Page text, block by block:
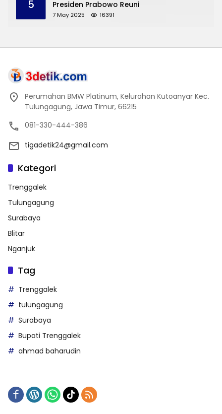
5
Presiden Prabowo Reuni
7 May 2025 16391
Perumahan BMW Platinum, Kelurahan Kutoanyar Kec.
Tulungagung, Jawa Timur, 66215
081-330-444-386
tigadetik24@gmail.com
Kategori
Trenggalek
Tulungagung
Surabaya
Blitar
Nganjuk
Tag
Trenggalek
tulungagung
Surabaya
Bupati Trenggalek
ahmad baharudin